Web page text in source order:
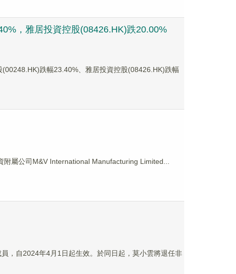
，雅居投資控股(08426.HK)跌20.00%
跌幅23.40%、雅居投資控股(08426.HK)跌幅
屬公司M&V International Manufacturing Limited...
，自2024年4月1日起生效。於同日起，莫小雲將退任非